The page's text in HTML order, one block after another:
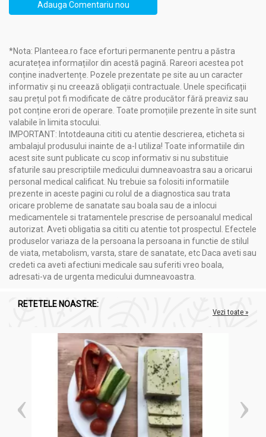
recomandă cu încredere produsele
Compozitie
Ulei esential geranium 10ml - HERBAL SANA
ulei esențial de geranium (Aetheroleum geranii) 100%
pur fără adaos
obținut prin distilarea cu abur a părților aeriene ale
planteiPelargonium graveolens
Proprietăți și Caracteristici:
Ulei esential geranium 10ml - HERBAL SANA
are note de vârf ierboase și proaspete cu tonuri dulci
florale, care poate fi amestecat cu uleiuri esențiale de:
bergamota, ienupăr, lămâie, levănțică, portocală etc.
Acțiuni și Recomandări:
Pentru piele și păr: echilibrează producția de sebum,
ameliorează ridurile și imperfecțiunile pielii, susține
regenerarea celulară și fermitatea pielii.
Efect anticelulitic: stimulează circulația limfatică și
eliminarea toxinelor, contribuind la reducerea aspectului
de coajă de portocală.
Echilibru hormonal: benefic în sindromul premenstrual,
menopauză și alte dezechilibre hormonale.
Calmant emoțional: reduce stresul, tensiunea nervoasă
Adauga Comentariu nou
*Nota: Planteea.ro face eforturi permanente pentru a păstra
acuratețea informațiilor din acestă pagină. Rareori acestea pot
conține inadvertențe. Pozele prezentate pe site au un caracter
informativ și nu creează obligații contractuale. Unele specificații
sau prețul pot fi modificate de către producător fără preaviz sau
pot conține erori de operare. Toate promoțiile prezente în site sunt
valabile în limita stocului.
IMPORTANT: Intotdeauna cititi cu atentie descrierea, eticheta si
ambalajul produsului inainte de a-l utiliza! Toate informatiile din
acest site sunt publicate cu scop informativ si nu substituie
sfaturile sau prescriptiile medicului dumneavoastra sau a oricarui
personal medical calificat. Nu trebuie sa folositi informatiile
prezente in aceste pagini cu rolul de a diagnostica sau trata
oricare probleme de sanatate sau boala sau de a inlocui
medicamentele si tratamentele prescrise de persoanalul medical
autorizat. Aveti obligatia sa cititi cu atentie tot prospectul. Efectele
produselor variaza de la persoana la persoana in functie de stilul
de viata, metabolism, varsta, stare de sanatate, etc Daca aveti sau
credeti ca aveti afectiuni medicale sau suferiti vreo boala,
adresati-va de urgenta medicului dumneavoastra.
RETETELE NOASTRE:
Vezi toate »